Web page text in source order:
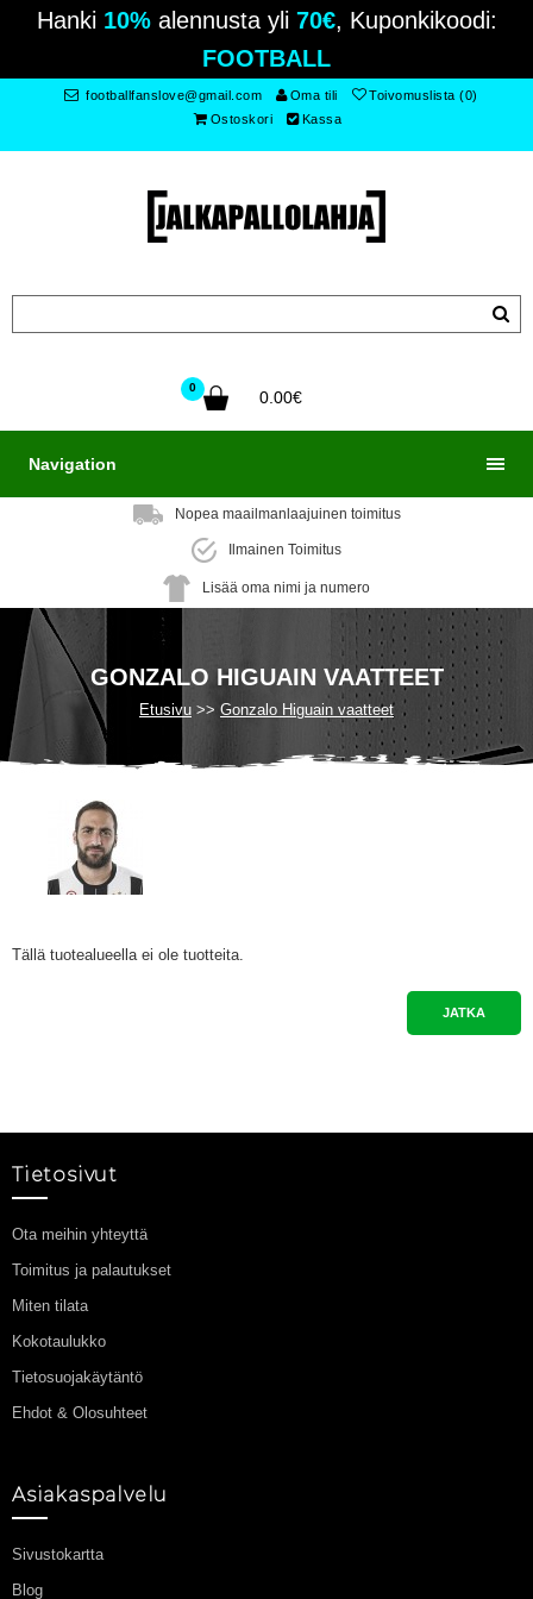
Hanki 10%alennusta yli 70€, Kuponkikoodi:
FOOTBALL
footballfanslove@gmail.com Oma tili
Toivomuslista (0)
Ostoskori
Kassa
0
0.00€
Navigation
Nopea maailmanlaajuinen toimitus
Ilmainen Toimitus
Lisää oma nimi ja numero
GONZALO HIGUAIN VAATTEET
Etusivu Gonzalo Higuain vaatteet
Tällä tuotealueella ei ole tuotteita.
JATKA
Tietosivut
Ota meihin yhteyttä
Toimitus ja palautukset
Miten tilata
Kokotaulukko
Tietosuojakäytäntö
Ehdot & Olosuhteet
Asiakaspalvelu
Sivustokartta
Blog